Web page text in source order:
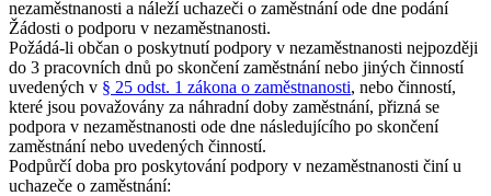
nezaměstnanosti a náleží uchazeči o zaměstnání ode dne podání
Žádosti o podporu v nezaměstnanosti.
Požádá-li občan o poskytnutí podpory v nezaměstnanosti nejpozději
do 3 pracovních dnů po skončení zaměstnání nebo jiných činností
uvedených v § 25 odst. 1 zákona o zaměstnanosti, nebo činností,
které jsou považovány za náhradní doby zaměstnání, přizná se
podpora v nezaměstnanosti ode dne následujícího po skončení
zaměstnání nebo uvedených činností.
Podpůrčí doba pro poskytování podpory v nezaměstnanosti činí u
uchazeče o zaměstnání: